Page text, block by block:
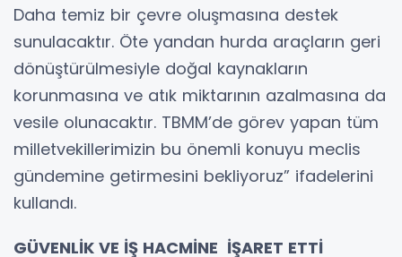
Daha temiz bir çevre oluşmasına destek
sunulacaktır. Öte yandan hurda araçların geri
dönüştürülmesiyle doğal kaynakların
korunmasına ve atık miktarının azalmasına da
vesile olunacaktır. TBMM’de görev yapan tüm
milletvekillerimizin bu önemli konuyu meclis
gündemine getirmesini bekliyoruz” ifadelerini
kullandı.
GÜVENLİK VE İŞ HACMİNE İŞARET ETTİ